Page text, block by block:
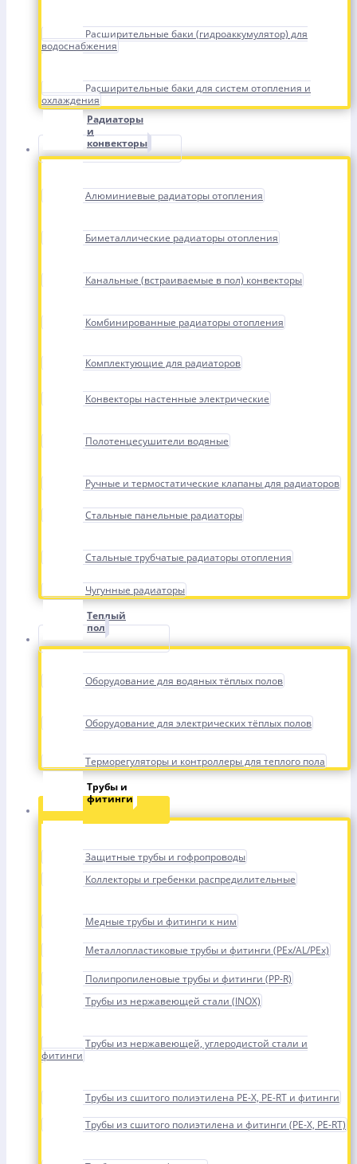
Расширительные баки (гидроаккумулятор) для
водоснабжения
Расширительные баки для систем отопления и
охлаждения
Радиаторы
и
конвекторы
Алюминиевые радиаторы отопления
Биметаллические радиаторы отопления
Канальные (встраиваемые в пол) конвекторы
Комбинированные радиаторы отопления
Комплектующие для радиаторов
Конвекторы настенные электрические
Полотенцесушители водяные
Ручные и термостатические клапаны для радиаторов
Стальные панельные радиаторы
Стальные трубчатые радиаторы отопления
Чугунные радиаторы
Теплый
пол
Оборудование для водяных тёплых полов
Оборудование для электрических тёплых полов
Терморегуляторы и контроллеры для теплого пола
Трубы и
фитинги
Защитные трубы и гофропроводы
Коллекторы и гребенки распредилительные
Медные трубы и фитинги к ним
Металлопластиковые трубы и фитинги (PEx/AL/PEx)
Полипропиленовые трубы и фитинги (PP-R)
Трубы из нержавеющей стали (INOX)
Трубы из нержавеющей, углеродистой стали и
фитинги
Трубы из сшитого полиэтилена PE-X, PE-RT и фитинги
Трубы из сшитого полиэтилена и фитинги (PE-X, PE-RT)